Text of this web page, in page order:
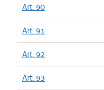
Art. 90
Art. 91
Art. 92
Art. 93